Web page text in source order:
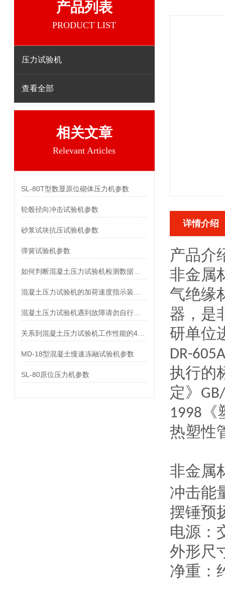
产品列表
PRODUCT LIST
压力试验机
查看全部
相关文章
Relevant Articles
SL-80T型数显原位砌体压力机参数
轮毂径向冲击试验机参数
砂浆试块抗压试验机参数
弹簧试验机参数
MD-18型混凝土慢速冻融试验机参数
SL-80原位压力机参数
详情介绍
产品介
非金属
气绝缘
器，是
研单位
DR-
执行的
定》
1998《
热塑性
非金属
冲击能
摆锤预
电源：
外形尺
净重：